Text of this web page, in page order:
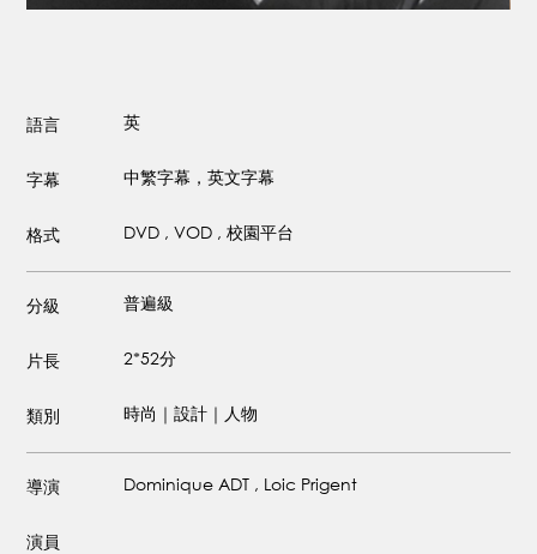
語言 英
字幕 中繁字幕，英文字幕
格式 DVD , VOD , 校園平台
分級 普遍級
片長 2*52分
類別 時尚｜設計｜人物
導演 Dominique ADT , Loic Prigent
演員